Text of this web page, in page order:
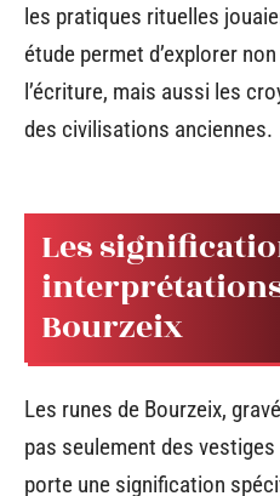
les pratiques rituelles
étude permet d’explorer
l’écriture, mais aussi les
des civilisations anciennes.
Les
Bourzeix
Les runes de Bourzeix,
pas seulement des
porte une signification